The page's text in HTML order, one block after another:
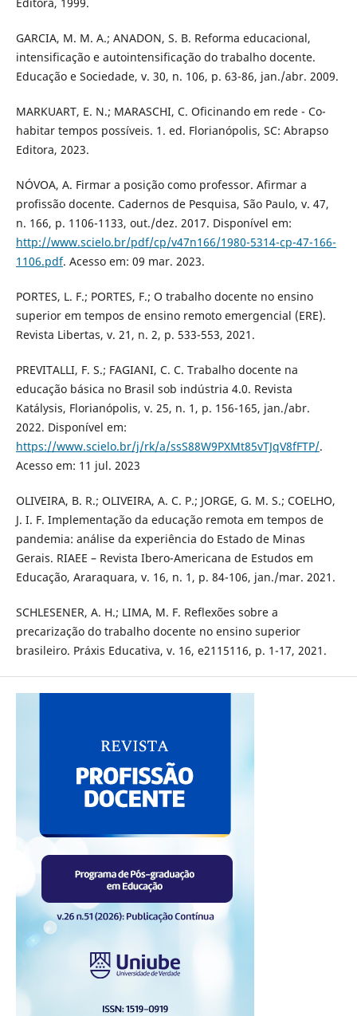
Editora, 1999.
GARCIA, M. M. A.; ANADON, S. B. Reforma educacional,
intensificação e autointensificação do trabalho docente.
Educação e Sociedade, v. 30, n. 106, p. 63-86, jan./abr. 2009.
MARKUART, E. N.; MARASCHI, C. Oficinando em rede - Co-
habitar tempos possíveis. 1. ed. Florianópolis, SC: Abrapso
Editora, 2023.
NÓVOA, A. Firmar a posição como professor. Afirmar a
profissão docente. Cadernos de Pesquisa, São Paulo, v. 47,
n. 166, p. 1106-1133, out./dez. 2017. Disponível em:
http://www.scielo.br/pdf/cp/v47n166/1980-5314-cp-47-166-
1106.pdf. Acesso em: 09 mar. 2023.
PORTES, L. F.; PORTES, F.; O trabalho docente no ensino
superior em tempos de ensino remoto emergencial (ERE).
Revista Libertas, v. 21, n. 2, p. 533-553, 2021.
PREVITALLI, F. S.; FAGIANI, C. C. Trabalho docente na
educação básica no Brasil sob indústria 4.0. Revista
Katálysis, Florianópolis, v. 25, n. 1, p. 156-165, jan./abr.
2022. Disponível em:
https://www.scielo.br/j/rk/a/ssS88W9PXMt85vTJqV8fFTP/.
Acesso em: 11 jul. 2023
OLIVEIRA, B. R.; OLIVEIRA, A. C. P.; JORGE, G. M. S.; COELHO,
J. I. F. Implementação da educação remota em tempos de
pandemia: análise da experiência do Estado de Minas
Gerais. RIAEE – Revista Ibero-Americana de Estudos em
Educação, Araraquara, v. 16, n. 1, p. 84-106, jan./mar. 2021.
SCHLESENER, A. H.; LIMA, M. F. Reflexões sobre a
precarização do trabalho docente no ensino superior
brasileiro. Práxis Educativa, v. 16, e2115116, p. 1-17, 2021.